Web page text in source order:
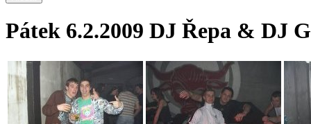
Pátek 6.2.2009 DJ Řepa & DJ